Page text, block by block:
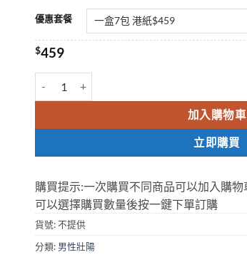
$1129
優惠套餐
$459
加入購物車
立即購買
購買提示:一次購買不同商品可以加入購
可以選擇購買數量後按一鍵下單訂購
貨號:不提供
分類: 男性壯陽